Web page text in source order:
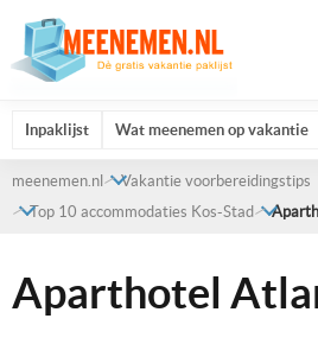
Inpaklijst Wat meenemen op vakantie
meenemen.nl
Vakantie voorbereidingstips
Top 10 accommodaties Kos-Stad
Aparthotel